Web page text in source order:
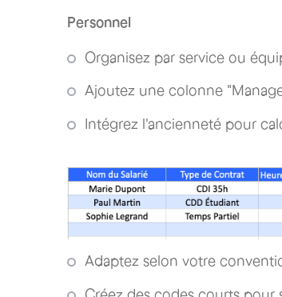
Personnel
Organisez par service ou
Ajoutez une colonne
Intégrez l'ancienneté pour
Adaptez selon votre